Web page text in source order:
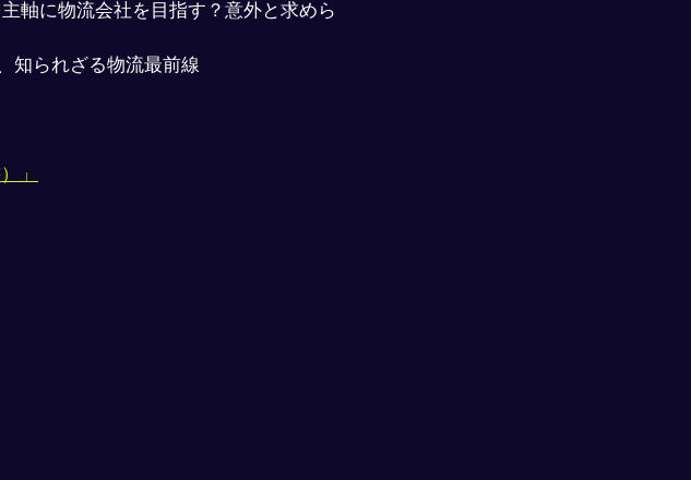
軸に物流会社を目指す？意外と求めら
知られざる物流最前線
」